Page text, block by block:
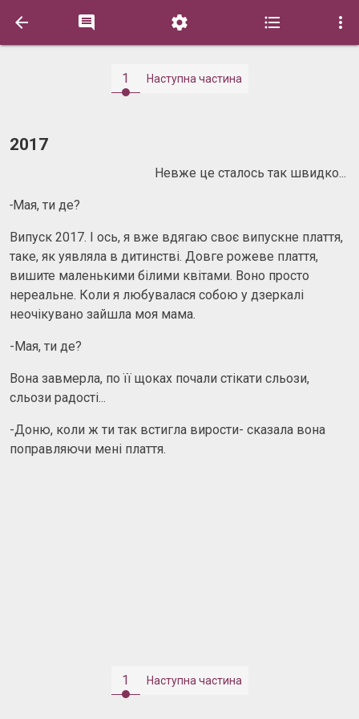
    
1 Наступна частина
2017
Невже це сталось так швидко...
-Мая, ти де?
Випуск 2017. І ось, я вже вдягаю своє випускне плаття,
таке, як уявляла в дитинстві. Довге рожеве плаття,
вишите маленькими білими квітами. Воно просто
нереальне. Коли я любувалася собою у дзеркалі
неочікувано зайшла моя мама.
-Мая, ти де?
Вона завмерла, по її щоках почали стікати сльози,
сльози радості...
-Доню, коли ж ти так встигла вирости- сказала вона
поправляючи мені плаття.
1 Наступна частина